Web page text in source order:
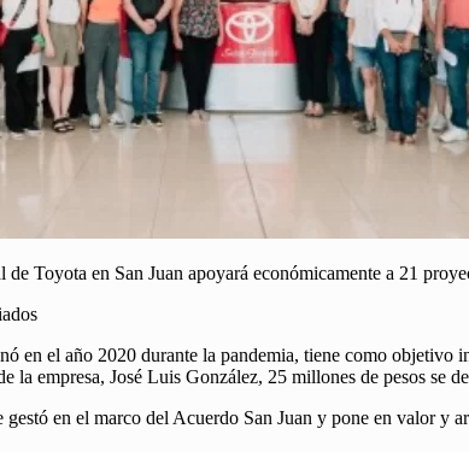
Toyota en San Juan apoyará económicamente a 21
en el año 2020 durante la pandemia, tiene como
la empresa, José Luis González, 25 millones de pesos se
gestó en el marco del Acuerdo San Juan y pone en valor